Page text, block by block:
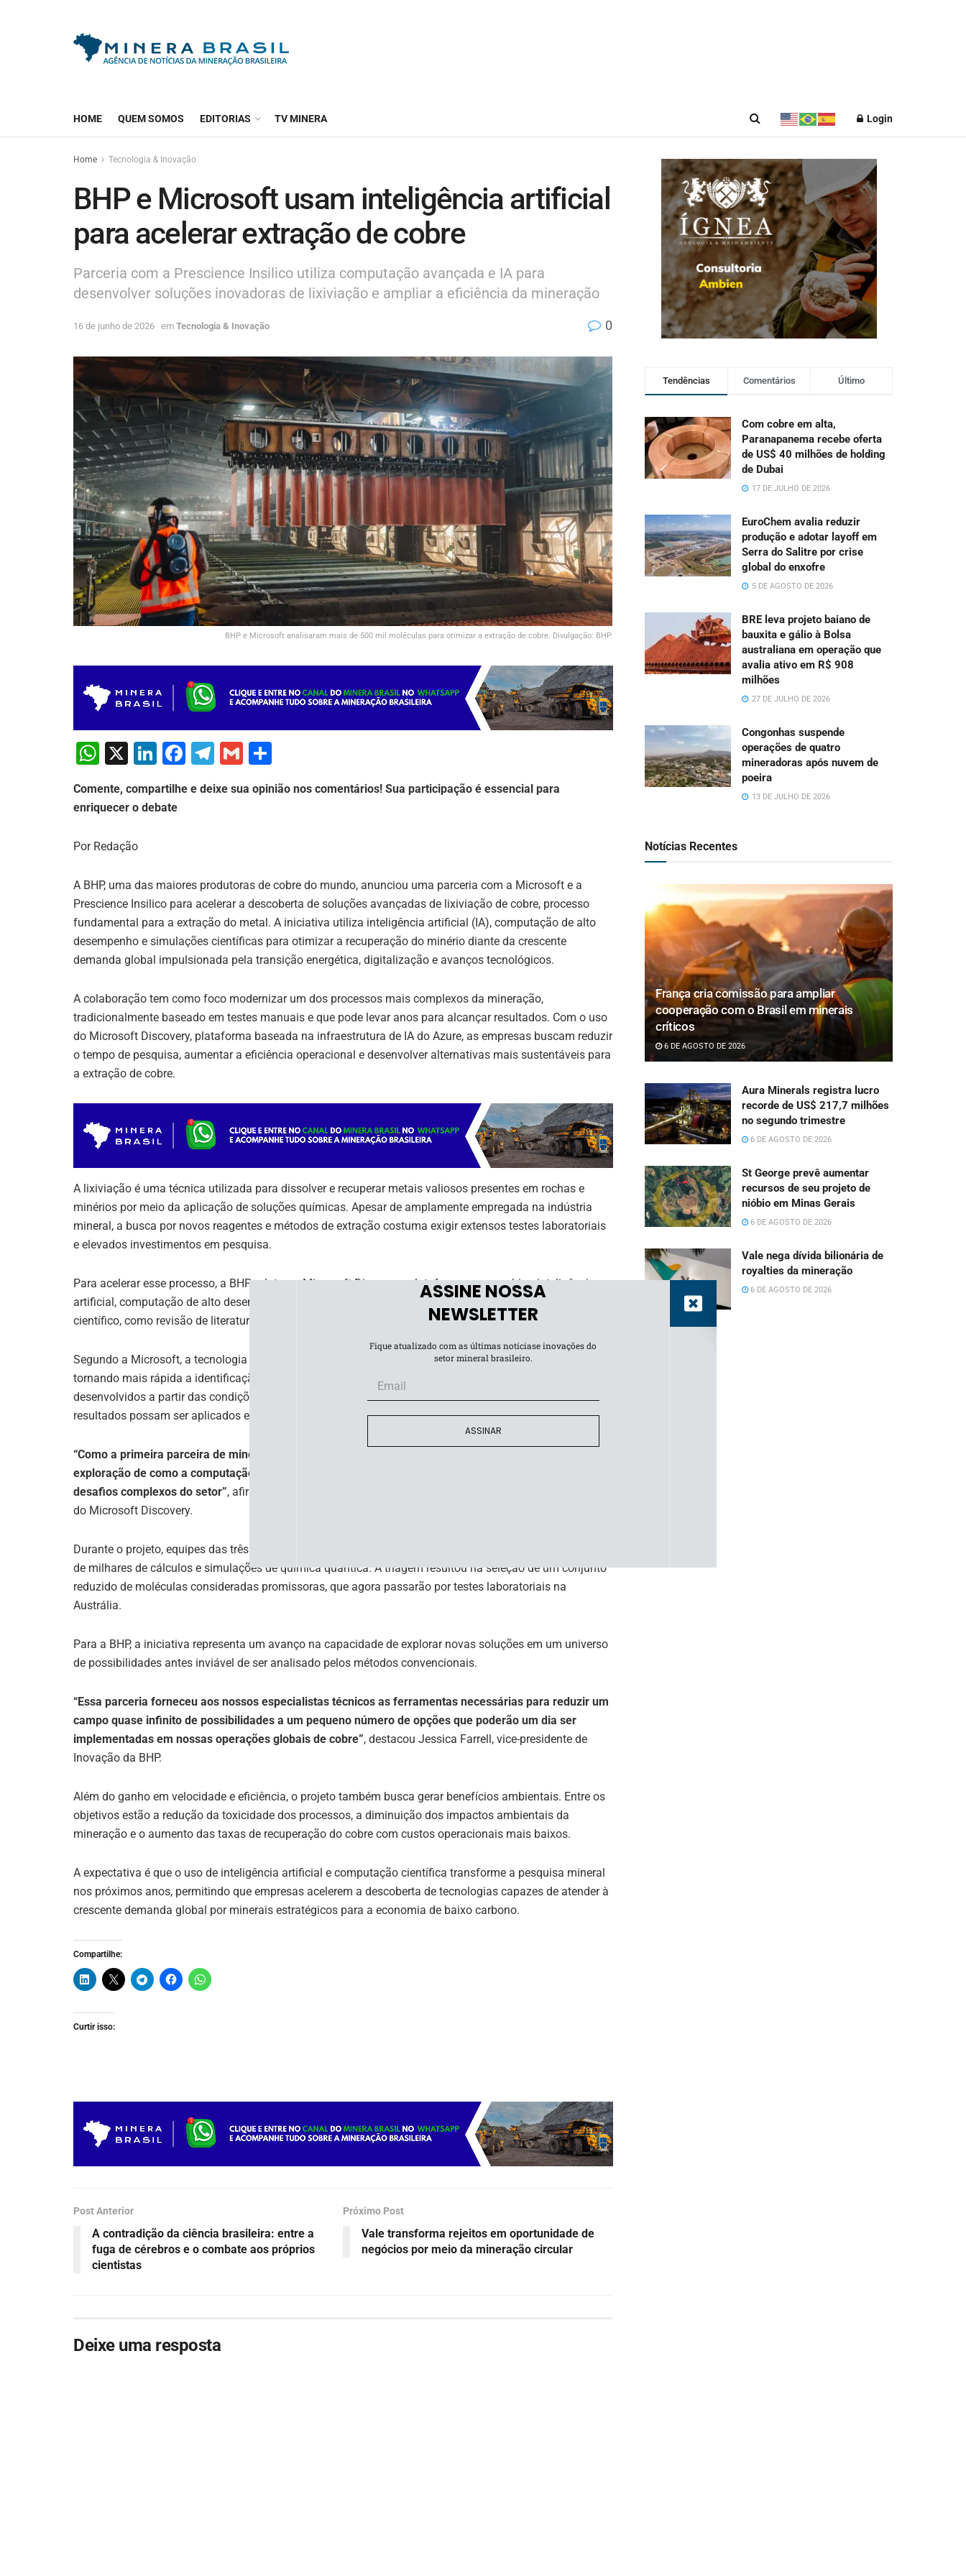
HOME QUEM SOMOS EDITORIAS TV MINERA Login
Home Tecnologia & Inovação
BHP e Microsoft usam inteligência artificial
para acelerar extração de cobre
Parceria com a Prescience Insilico utiliza computação avançada e IA para
desenvolver soluções inovadoras de lixiviação e ampliar a eficiência da mineração
16 de junho de 2026 em Tecnologia & Inovação 0
BHP e Microsoft analisaram mais de 500 mil moléculas para otimizar a extração de cobre. Divulgação: BHP.
W
at
s
A
p
X
Li
k
F
c
o
k
T
el
e
G
ai
h
ar
Comente, compartilhe e deixe sua opinião nos comentários! Sua participação é essencial para
enriquecer o debate
Por Redação
A BHP, uma das maiores produtoras de cobre do mundo, anunciou uma parceria com a Microsoft e a
Prescience Insilico para acelerar a descoberta de soluções avançadas de lixiviação de cobre, processo
fundamental para a extração do metal. A iniciativa utiliza inteligência artificial (IA), computação de alto
desempenho e simulações científicas para otimizar a recuperação do minério diante da crescente
demanda global impulsionada pela transição energética, digitalização e avanços tecnológicos.
A colaboração tem como foco modernizar um dos processos mais complexos da mineração,
tradicionalmente baseado em testes manuais e que pode levar anos para alcançar resultados. Com o uso
do Microsoft Discovery, plataforma baseada na infraestrutura de IA do Azure, as empresas buscam reduzir
o tempo de pesquisa, aumentar a eficiência operacional e desenvolver alternativas mais sustentáveis para
a extração de cobre.
A lixiviação é uma técnica utilizada para dissolver e recuperar metais valiosos presentes em rochas e
minérios por meio da aplicação de soluções químicas. Apesar de amplamente empregada na indústria
mineral, a busca por novos reagentes e métodos de extração costuma exigir extensos testes laboratoriais
e elevados investimentos em pesquisa.
Para acelerar esse processo, a BHP adotou o Microsoft Discovery, plataforma que combina inteligência
artificial, computação de alto desempenho e agentes autônomos capazes de reproduzir etapas do método
científico, como revisão de literatura, formulação de hipóteses e simulações experimentais.
Segundo a Microsoft, a tecnologia permite integrar diferentes fontes de dados e laboratórios físicos,
tornando mais rápida a identificação de soluções promissoras. Os modelos utilizados foram
desenvolvidos a partir das condições reais dos minérios processados pela BHP, garantindo que os
resultados possam ser aplicados em escala industrial.
“Como a primeira parceira de mineração no Microsoft Discovery, a BHP está na vanguarda da
exploração de como a computação avançada e os recursos científicos podem ajudar a enfrentar
desafios complexos do setor”, afirmou Aseem Datar, vice-presidente corporativo de Inovação de Produtos
do Microsoft Discovery.
Durante o projeto, equipes das três empresas analisaram mais de 500 mil moléculas e realizaram dezenas
de milhares de cálculos e simulações de química quântica. A triagem resultou na seleção de um conjunto
reduzido de moléculas consideradas promissoras, que agora passarão por testes laboratoriais na
Austrália.
Para a BHP, a iniciativa representa um avanço na capacidade de explorar novas soluções em um universo
de possibilidades antes inviável de ser analisado pelos métodos convencionais.
“Essa parceria forneceu aos nossos especialistas técnicos as ferramentas necessárias para reduzir um
campo quase infinito de possibilidades a um pequeno número de opções que poderão um dia ser
implementadas em nossas operações globais de cobre”, destacou Jessica Farrell, vice-presidente de
Inovação da BHP.
Além do ganho em velocidade e eficiência, o projeto também busca gerar benefícios ambientais. Entre os
objetivos estão a redução da toxicidade dos processos, a diminuição dos impactos ambientais da
mineração e o aumento das taxas de recuperação do cobre com custos operacionais mais baixos.
A expectativa é que o uso de inteligência artificial e computação científica transforme a pesquisa mineral
nos próximos anos, permitindo que empresas acelerem a descoberta de tecnologias capazes de atender à
crescente demanda global por minerais estratégicos para a economia de baixo carbono.
Compartilhe:
Curtir isso:
Post Anterior
A contradição da ciência brasileira: entre a
fuga de cérebros e o combate aos próprios
cientistas
Próximo Post
Vale transforma rejeitos em oportunidade de
negócios por meio da mineração circular
Deixe uma resposta
Tendências Comentários Último
Com cobre em alta,
Paranapanema recebe oferta
de US$ 40 milhões de holding
de Dubai
17 DE JULHO DE 2026
EuroChem avalia reduzir
produção e adotar layoff em
Serra do Salitre por crise
global do enxofre
5 DE AGOSTO DE 2026
BRE leva projeto baiano de
bauxita e gálio à Bolsa
australiana em operação que
avalia ativo em R$ 908
milhões
27 DE JULHO DE 2026
Congonhas suspende
operações de quatro
mineradoras após nuvem de
poeira
13 DE JULHO DE 2026
Notícias Recentes
França cria comissão para ampliar
cooperação com o Brasil em minerais
críticos
6 DE AGOSTO DE 2026
Aura Minerals registra lucro
recorde de US$ 217,7 milhões
no segundo trimestre
6 DE AGOSTO DE 2026
St George prevê aumentar
recursos de seu projeto de
nióbio em Minas Gerais
6 DE AGOSTO DE 2026
Vale nega dívida bilionária de
royalties da mineração
6 DE AGOSTO DE 2026
ASSINE NOSSA
NEWSLETTER
Fique atualizado com as últimas notíciase inovações do
setor mineral brasileiro.
ASSINAR